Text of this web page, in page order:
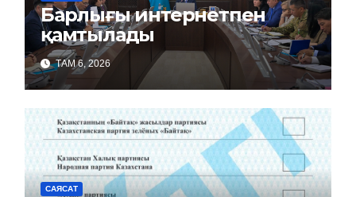
Барлығы интернетпен
қамтылады
ТАМ 6, 2026
САЯСАТ